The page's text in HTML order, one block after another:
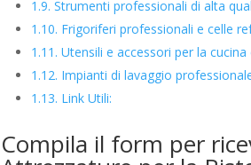
1.9. Strumenti professionali di alta
1.10. Frigoriferi professionali e celle
1.11. Utensili e accessori per la cucina
1.12. Impianti di lavaggio
1.13. Link Utili:
Compila il form per